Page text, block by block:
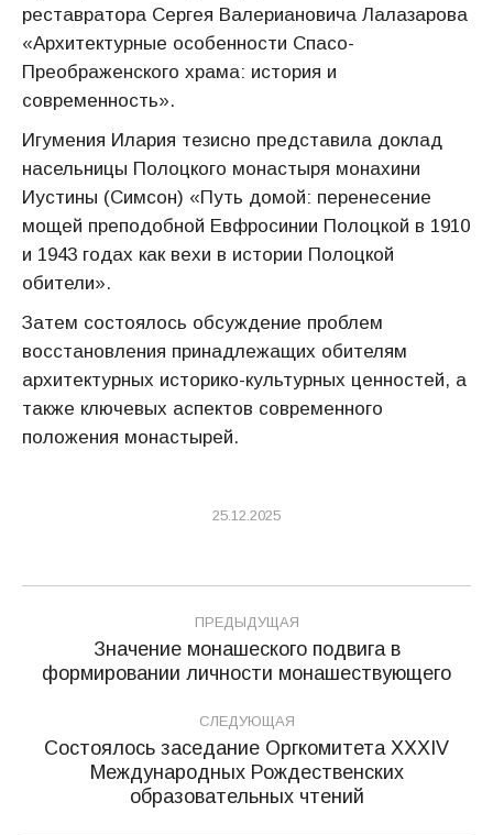
реставратора Сергея Валериановича Лалазарова
«Архитектурные особенности Спасо-
Преображенского храма: история и
современность».
Игумения Илария тезисно представила доклад
насельницы Полоцкого монастыря монахини
Иустины (Симсон) «Путь домой: перенесение
мощей преподобной Евфросинии Полоцкой в 1910
и 1943 годах как вехи в истории Полоцкой
обители».
Затем состоялось обсуждение проблем
восстановления принадлежащих обителям
архитектурных историко-культурных ценностей, а
также ключевых аспектов современного
положения монастырей.
25.12.2025
Навигация
записям
ПРЕДЫДУЩАЯ
Предыдущая
Значение монашеского подвига в
формировании личности монашествующего
СЛЕДУЮЩАЯ
Следующая
запись:
Состоялось заседание Оргкомитета XXXIV
Международных Рождественских
образовательных чтений